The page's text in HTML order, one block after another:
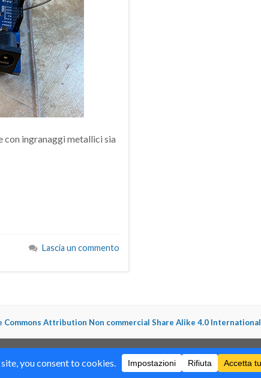
ingranaggi metallici sia
Lascia un commento
Commons Attribution Non commercial Share Alike 4.0 International